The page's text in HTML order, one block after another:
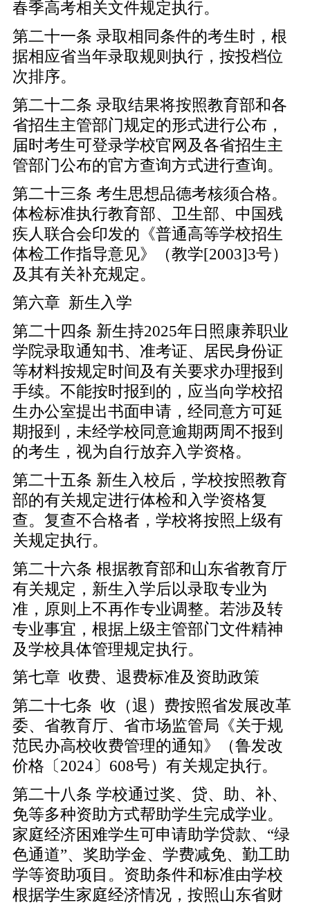
春季高考相关文件规定执行。
第二十一条 录取相同条件的考生时，根
据相应省当年录取规则执行，按投档位
次排序。
第二十二条 录取结果将按照教育部和各
省招生主管部门规定的形式进行公布，
届时考生可登录学校官网及各省招生主
管部门公布的官方查询方式进行查询。
第二十三条 考生思想品德考核须合格。
体检标准执行教育部、卫生部、中国残
疾人联合会印发的《普通高等学校招生
体检工作指导意见》（教学[2003]3号）
及其有关补充规定。
第六章 新生入学
第二十四条 新生持2025年日照康养职业
学院录取通知书、准考证、居民身份证
等材料按规定时间及有关要求办理报到
手续。不能按时报到的，应当向学校招
生办公室提出书面申请，经同意方可延
期报到，未经学校同意逾期两周不报到
的考生，视为自行放弃入学资格。
第二十五条 新生入校后，学校按照教育
部的有关规定进行体检和入学资格复
查。复查不合格者，学校将按照上级有
关规定执行。
第二十六条 根据教育部和山东省教育厅
有关规定，新生入学后以录取专业为
准，原则上不再作专业调整。若涉及转
专业事宜，根据上级主管部门文件精神
及学校具体管理规定执行。
第七章 收费、退费标准及资助政策
第二十七条 收（退）费按照省发展改革
委、省教育厅、省市场监管局《关于规
范民办高校收费管理的通知》（鲁发改
价格〔2024〕608号）有关规定执行。
第二十八条 学校通过奖、贷、助、补、
免等多种资助方式帮助学生完成学业。
家庭经济困难学生可申请助学贷款、“绿
色通道”、奖助学金、学费减免、勤工助
学等资助项目。资助条件和标准由学校
根据学生家庭经济情况，按照山东省财